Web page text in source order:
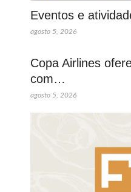
Eventos e
agosto 5, 2026
Copa Airlines
com…
agosto 5, 2026